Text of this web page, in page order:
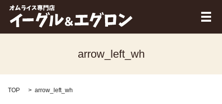
メ
arrow_left_wh
TOP arrow_left_wh